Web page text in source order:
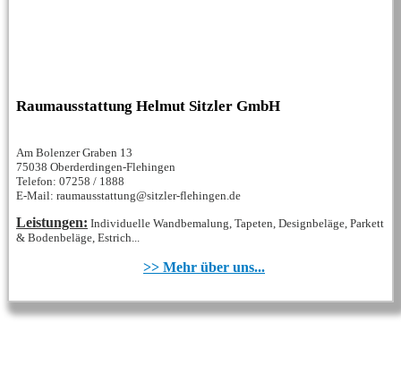
Raumausstattung Helmut Sitzler GmbH
Am Bolenzer Graben 13
75038 Oberderdingen-Flehingen
Telefon: 07258 / 1888
E-Mail: raumausstattung@sitzler-flehingen.de
Leistungen: Individuelle Wandbemalung, Tapeten, Designbeläge, Parkett
& Bodenbeläge, Estrich...
>> Mehr über uns...